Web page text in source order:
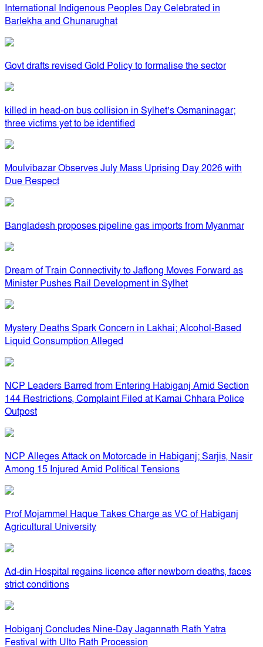
International Indigenous Peoples Day Celebrated in
Barlekha and Chunarughat
Govt drafts revised Gold Policy to formalise the sector
killed in head-on bus collision in Sylhet’s Osmaninagar;
three victims yet to be identified
Moulvibazar Observes July Mass Uprising Day 2026 with
Due Respect
Bangladesh proposes pipeline gas imports from Myanmar
Dream of Train Connectivity to Jaflong Moves Forward as
Minister Pushes Rail Development in Sylhet
Mystery Deaths Spark Concern in Lakhai; Alcohol-Based
Liquid Consumption Alleged
NCP Leaders Barred from Entering Habiganj Amid Section
144 Restrictions, Complaint Filed at Kamai Chhara Police
Outpost
NCP Alleges Attack on Motorcade in Habiganj; Sarjis, Nasir
Among 15 Injured Amid Political Tensions
Prof Mojammel Haque Takes Charge as VC of Habiganj
Agricultural University
Ad-din Hospital regains licence after newborn deaths, faces
strict conditions
Hobiganj Concludes Nine-Day Jagannath Rath Yatra
Festival with Ulto Rath Procession